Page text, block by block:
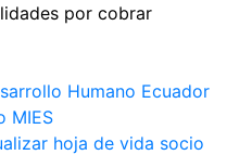
Humano Ecuador
MIES
hoja de vida socio